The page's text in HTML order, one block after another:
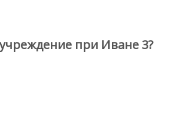
при Иване 3?